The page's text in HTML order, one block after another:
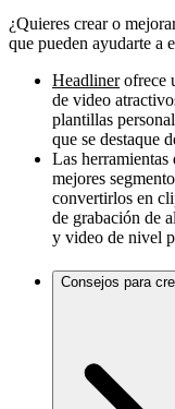
¿Quieres crear o
que pueden ayudarte a
Headlinerofrece
de video
plantillas
que se destaque
Las herramientas
mejores
convertirlos en
de grabación de
y video de nivel
Consejos para